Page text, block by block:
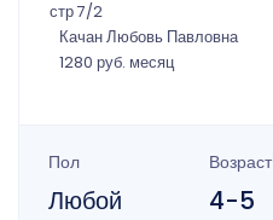
стр 7/2
Качан Любовь Павловна
1280 руб. месяц
Пол
Любой
Возраст
4-5